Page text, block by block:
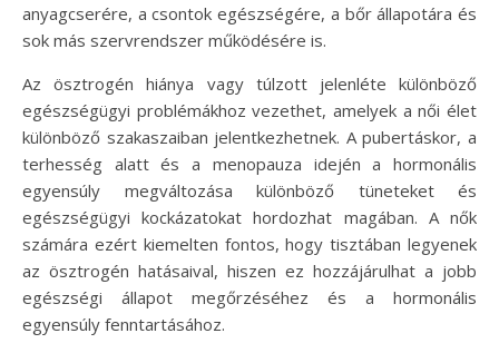
anyagcserére, a csontok egészségére, a bőr állapotára és
sok más szervrendszer működésére is.
Az ösztrogén hiánya vagy túlzott jelenléte különböző
egészségügyi problémákhoz vezethet, amelyek a női élet
különböző szakaszaiban jelentkezhetnek. A pubertáskor, a
terhesség alatt és a menopauza idején a hormonális
egyensúly megváltozása különböző tüneteket és
egészségügyi kockázatokat hordozhat magában. A nők
számára ezért kiemelten fontos, hogy tisztában legyenek
az ösztrogén hatásaival, hiszen ez hozzájárulhat a jobb
egészségi állapot megőrzéséhez és a hormonális
egyensúly fenntartásához.